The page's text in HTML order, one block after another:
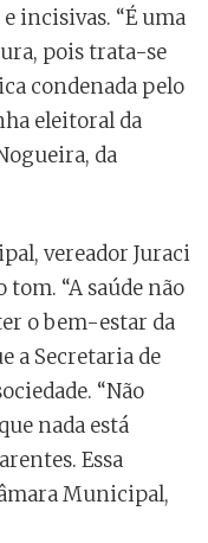
incisivas. “É uma
pois trata-se
condenada pelo
eleitoral da
da
vereador Juraci
“A saúde não
o bem-estar da
a Secretaria de
“Não
nada está
Essa
Municipal,